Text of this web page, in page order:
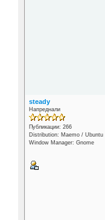
steady
Напреднали
Публикации: 266
Distribution: Maemo / Ubuntu
Window Manager: Gnome